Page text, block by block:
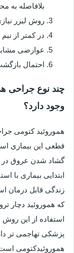
بلافاصله به
روش لیزر
در کمتر از
عوارضی
احتمال
چند نوع جراحی
وجود دارد؟
هموروئید کتومی
قطعی این بیماری
گشاد شدن عروق در
ابتدایی بیماری با
زندگی قابل درمان
که هموروئید دچار
استفاده از این
پزشکی تهاجمی تر
هموروئیدکتومی است